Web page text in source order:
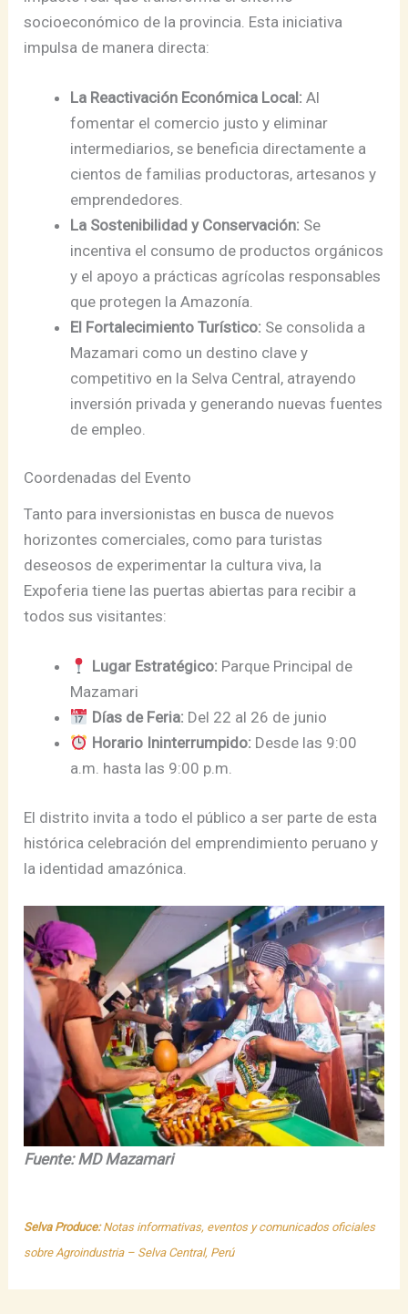
socioeconómico de la provincia. Esta iniciativa
impulsa de manera directa:
La Reactivación Económica Local: Al
fomentar el comercio justo y eliminar
intermediarios, se beneficia directamente a
cientos de familias productoras, artesanos y
emprendedores.
La Sostenibilidad y Conservación: Se
incentiva el consumo de productos orgánicos
y el apoyo a prácticas agrícolas responsables
que protegen la Amazonía.
El Fortalecimiento Turístico: Se consolida a
Mazamari como un destino clave y
competitivo en la Selva Central, atrayendo
inversión privada y generando nuevas fuentes
de empleo.
Coordenadas del Evento
Tanto para inversionistas en busca de nuevos
horizontes comerciales, como para turistas
deseosos de experimentar la cultura viva, la
Expoferia tiene las puertas abiertas para recibir a
todos sus visitantes:
Lugar Estratégico: Parque Principal de
Mazamari
Días de Feria: Del 22 al 26 de junio
Horario Ininterrumpido: Desde las 9:00
a.m. hasta las 9:00 p.m.
El distrito invita a todo el público a ser parte de esta
histórica celebración del emprendimiento peruano y
la identidad amazónica.
Fuente: MD Mazamari
Selva Produce:Notas informativas, eventos y comunicados oficiales
sobre Agroindustria – Selva Central, Perú